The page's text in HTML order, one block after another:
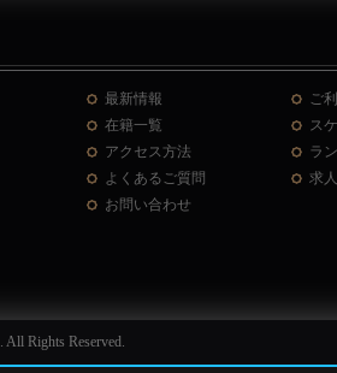
最新情報
ご
在籍一覧
ス
アクセス方法
ラ
よくあるご質問
求
お問い合わせ
. All Rights Reserved.